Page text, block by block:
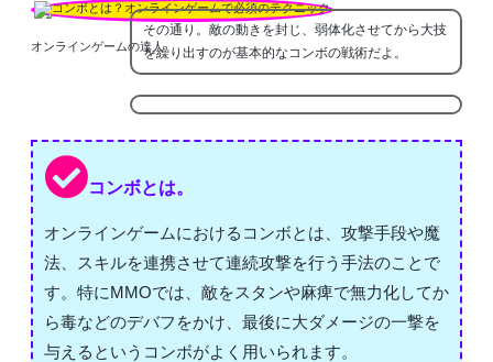
オンラインゲームの達人
その通り。敵の動きを封じ、弱体化させてから大技
を繰り出すのが基本的なコンボの戦術だよ。
コンボとは。
オンラインゲームにおけるコンボとは、攻撃手段や魔
法、スキルを連携させて連続攻撃を行う手法のことで
す。特にMMOでは、敵をスタンや麻痺で無力化してか
ら毒などのデバフをかけ、最後に大ダメージの一撃を
与えるというコンボがよく用いられます。